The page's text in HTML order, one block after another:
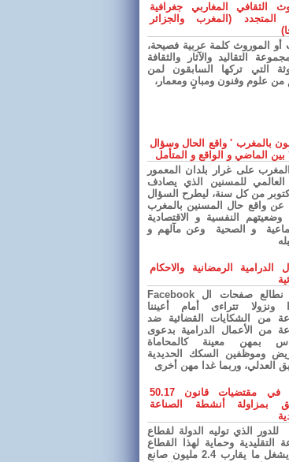
الثقافي المغاربي جغرافية
المتجدد (المغرب والجزائر
أو الموروث كلمة عربية فصيحة،
التقاليد والآثار والثقافة
التي تركها السابقون لمن
من علوم وفنون ومبانٍ ومعمار،
بالمغرب ' واقع الحال وسؤال
بين الماضي و الواقع و المتأمل
على غرار بلدان المعمور
العالمي للمسنين الذي يصادف
من كل سنة، ليطرح السؤال
عن واقع حال المسنين بالمغرب
النفسية و الاقتصادية
و الصحية وعن مآلهم و
الدرامية الرمضانية والاحكام
ونحن نطالع صفحات ال Facebook
ونزولا تتراءى أمام أعيننا
من الشكايات القضائية ضد
من الأعمال الدرامية بدعوى
بمهن معينة كالمحاماة
وموظفين السكك الحديدية
العدلي، وربما غدا مهن أخرى
قراءة في مقتضيات قانون 50.17
بمزاولة أنشطة الصناعة
للدور الذي توليه الدولة لقطاع
التقليدية وحماية لهذا القطاع
الذي يشغل ما يقارب 2.4 مليون صانع